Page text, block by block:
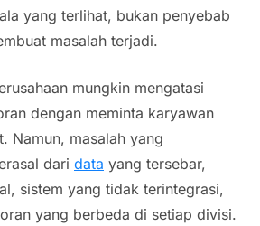
yang terlihat, bukan penyebab
masalah terjadi.
mungkin mengatasi
dengan meminta karyawan
Namun, masalah yang
dari data yang tersebar,
sistem yang tidak terintegrasi,
yang berbeda di setiap divisi.